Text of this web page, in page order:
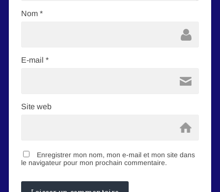
Nom *
E-mail *
Site web
Enregistrer mon nom, mon e-mail et mon site dans
le navigateur pour mon prochain commentaire.